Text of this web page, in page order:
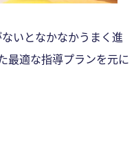
いとなかなかうまく進
最適な指導プランを元に